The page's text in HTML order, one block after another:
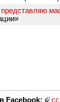
Facebook: